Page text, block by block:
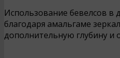
Использование бевелсов в
благодаря амальгаме
дополнительную глубину и